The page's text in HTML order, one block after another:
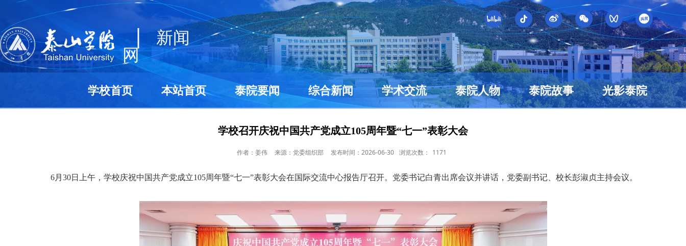
| 新闻
网
学校首页 本站首页 泰院要闻 综合新闻 学术交流 泰院人物 泰院故事 光影泰院
学校召开庆祝中国共产党成立105周年暨“七一”表彰大会
作者：姜伟 来源：党委组织部 发布时间：2026-06-30 浏览次数： 1171
6月30日上午，学校庆祝中国共产党成立105周年暨“七一”表彰大会在国际交流中心报告厅召开。党委书记白青出席会议并讲话，党委副书记、校长彭淑贞主持会议。